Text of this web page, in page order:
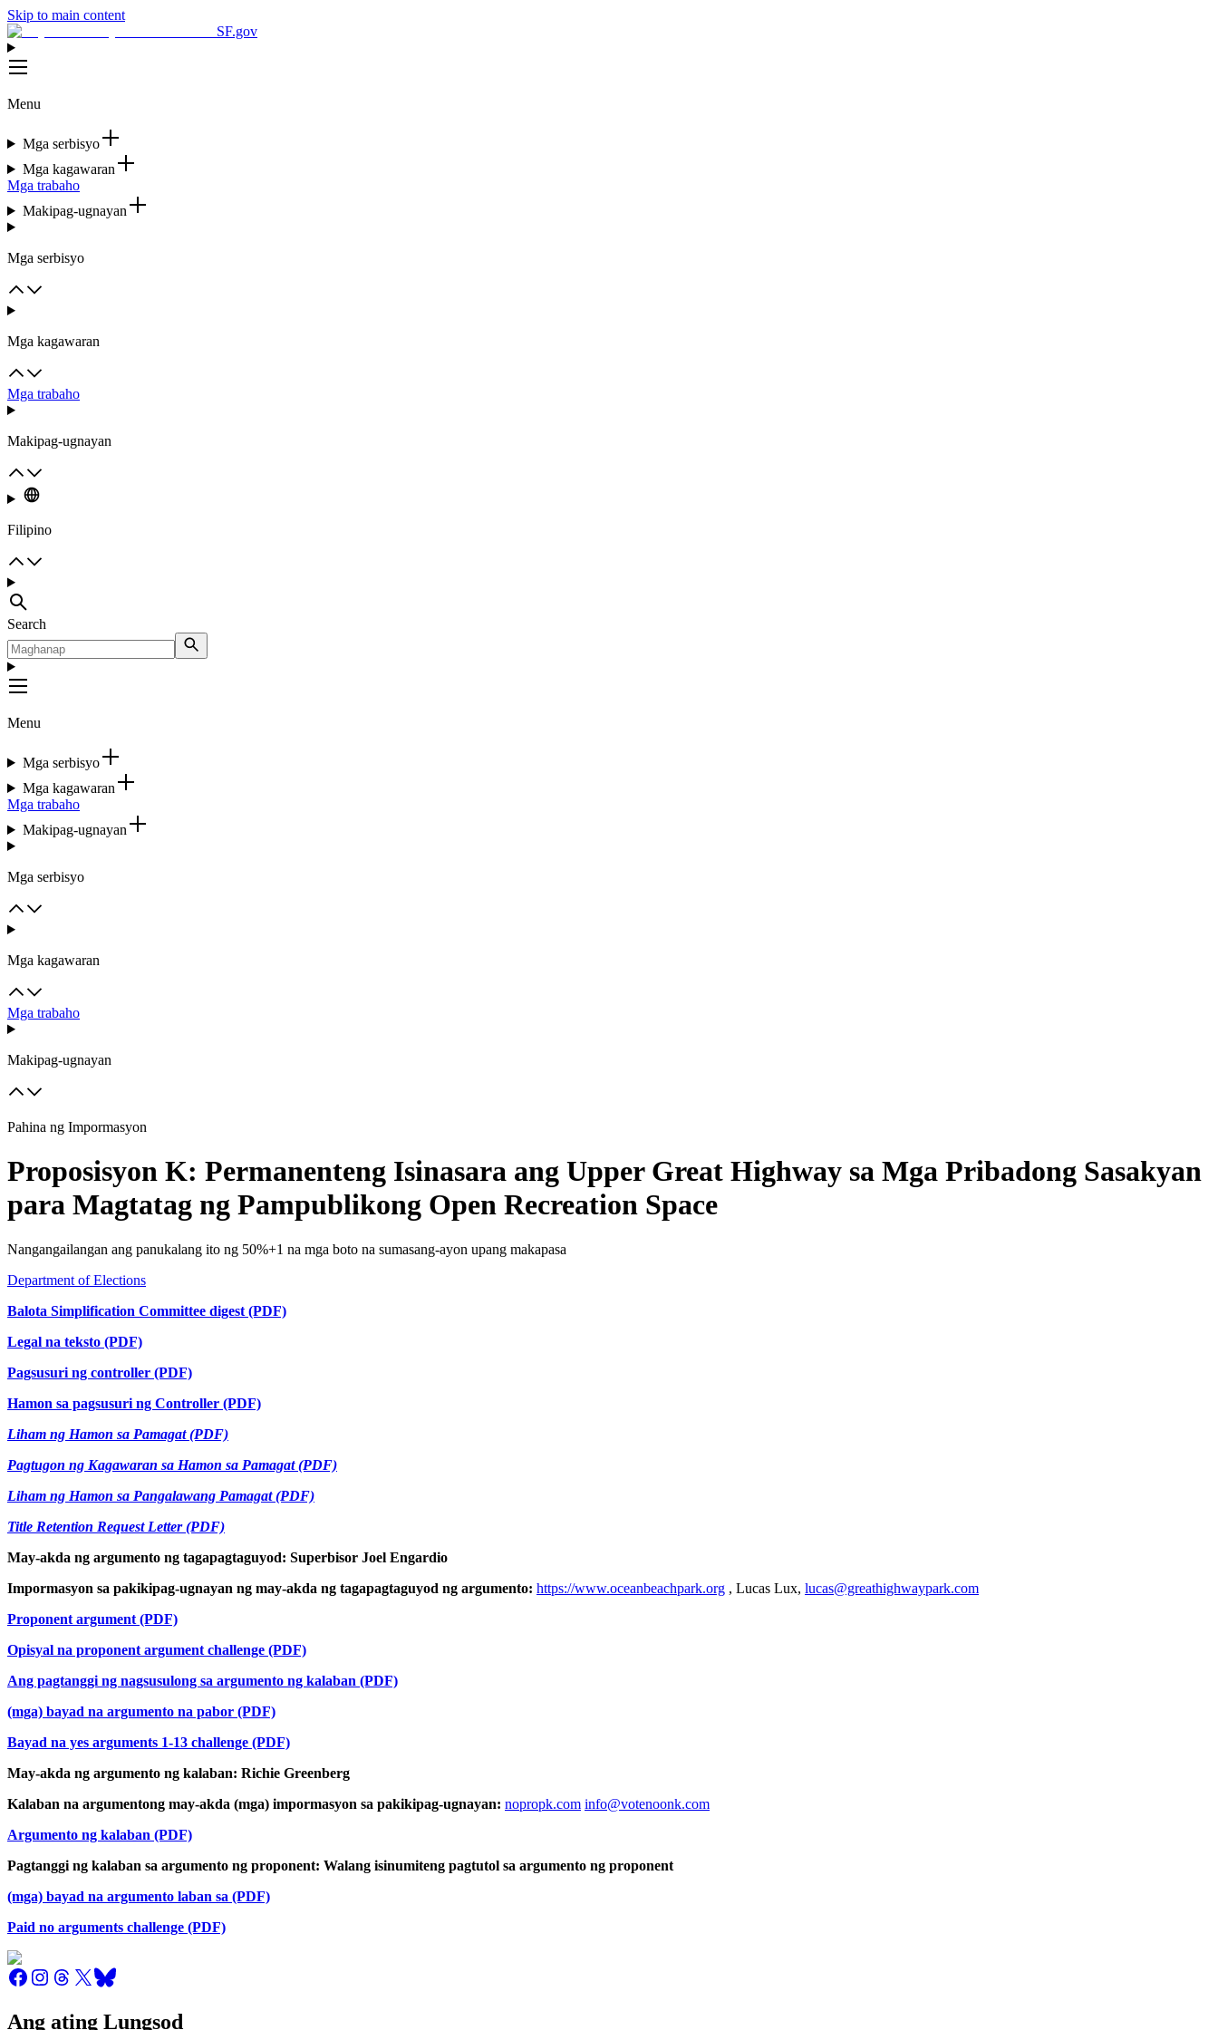
Skip to main content
SF.gov
Menu
Mga serbisyo
Mga kagawaran
Mga trabaho
Makipag-ugnayan
Mga serbisyo
Mga kagawaran
Mga trabaho
Makipag-ugnayan
Filipino
Search
Menu
Mga serbisyo
Mga kagawaran
Mga trabaho
Makipag-ugnayan
Mga serbisyo
Mga kagawaran
Mga trabaho
Makipag-ugnayan
Pahina ng Impormasyon
Proposisyon K: Permanenteng Isinasara ang Upper Great Highway sa Mga Pribadong Sasakyan
para Magtatag ng Pampublikong Open Recreation Space
Nangangailangan ang panukalang ito ng 50%+1 na mga boto na sumasang-ayon upang makapasa
Department of Elections
Balota Simplification Committee digest (PDF)
Legal na teksto (PDF)
Pagsusuri ng controller (PDF)
Hamon sa pagsusuri ng Controller (PDF)
Liham ng Hamon sa Pamagat (PDF)
Pagtugon ng Kagawaran sa Hamon sa Pamagat (PDF)
Liham ng Hamon sa Pangalawang Pamagat (PDF)
Title Retention Request Letter (PDF)
May-akda ng argumento ng tagapagtaguyod: Superbisor Joel Engardio
Impormasyon sa pakikipag-ugnayan ng may-akda ng tagapagtaguyod ng argumento: https://www.oceanbeachpark.org , Lucas Lux, lucas@greathighwaypark.com
Proponent argument (PDF)
Opisyal na proponent argument challenge (PDF)
Ang pagtanggi ng nagsusulong sa argumento ng kalaban (PDF)
(mga) bayad na argumento na pabor (PDF)
Bayad na yes arguments 1-13 challenge (PDF)
May-akda ng argumento ng kalaban: Richie Greenberg
Kalaban na argumentong may-akda (mga) impormasyon sa pakikipag-ugnayan: nopropk.com info@votenoonk.com
Argumento ng kalaban (PDF)
Pagtanggi ng kalaban sa argumento ng proponent: Walang isinumiteng pagtutol sa argumento ng proponent
(mga) bayad na argumento laban sa (PDF)
Paid no arguments challenge (PDF)
Ang ating Lungsod